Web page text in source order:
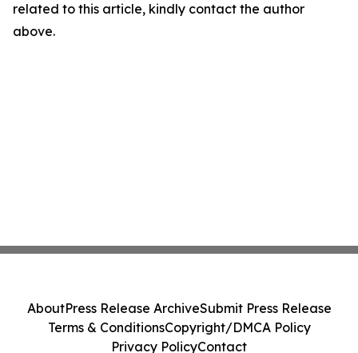
related to this article, kindly contact the author
above.
AboutPress Release ArchiveSubmit Press Release
Terms & ConditionsCopyright/DMCA Policy
Privacy PolicyContact